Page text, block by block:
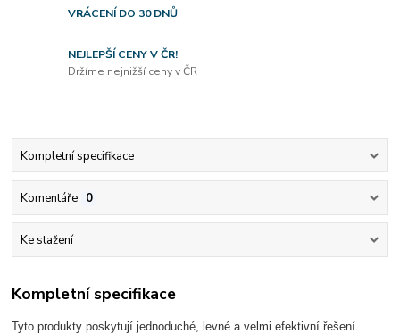
VRÁCENÍ DO 30 DNŮ
NEJLEPŠÍ CENY V ČR!
Držíme nejnižší ceny v ČR
Kompletní specifikace
Komentáře 0
Ke stažení
Kompletní specifikace
Tyto produkty poskytují jednoduché, levné a velmi efektivní řešení